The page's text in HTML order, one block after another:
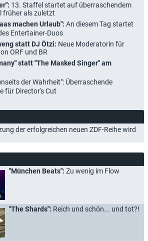
13. Staffel startet auf überraschendem
früher als zuletzt
machen Urlaub": An diesem Tag startet
Entertainer-Duos
statt DJ Ötzi: Neue Moderatorin für
ORF und BR
statt "The Masked Singer" am
der Wahrheit": Überraschende
für Director's Cut
der erfolgreichen neuen ZDF-Reihe wird
"München Beats": Zu wenig im Flow
"The Shards": Reich und schön... und tot?!